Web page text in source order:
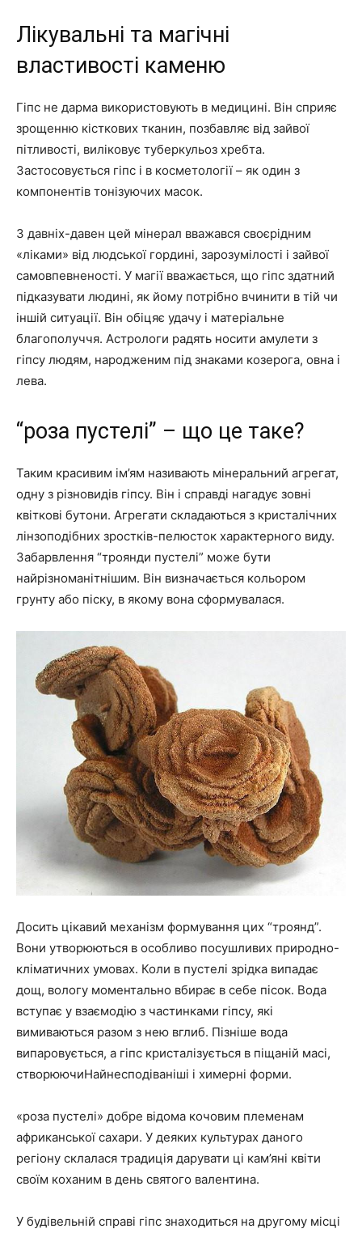
Лікувальні та магічні
властивості каменю
Гіпс не дарма використовують в медицині. Він сприяє
зрощенню кісткових тканин, позбавляє від зайвої
пітливості, виліковує туберкульоз хребта.
Застосовується гіпс і в косметології – як один з
компонентів тонізуючих масок.
З давніх-давен цей мінерал вважався своєрідним
«ліками» від людської гордині, зарозумілості і зайвої
самовпевненості. У магії вважається, що гіпс здатний
підказувати людині, як йому потрібно вчинити в тій чи
іншій ситуації. Він обіцяє удачу і матеріальне
благополуччя. Астрологи радять носити амулети з
гіпсу людям, народженим під знаками козерога, овна і
лева.
“роза пустелі” – що це таке?
Таким красивим ім’ям називають мінеральний агрегат,
одну з різновидів гіпсу. Він і справді нагадує зовні
квіткові бутони. Агрегати складаються з кристалічних
лінзоподібних зростків-пелюсток характерного виду.
Забарвлення “троянди пустелі” може бути
найрізноманітнішим. Він визначається кольором
грунту або піску, в якому вона сформувалася.
Досить цікавий механізм формування цих “троянд”.
Вони утворюються в особливо посушливих природно-
кліматичних умовах. Коли в пустелі зрідка випадає
дощ, вологу моментально вбирає в себе пісок. Вода
вступає у взаємодію з частинками гіпсу, які
вимиваються разом з нею вглиб. Пізніше вода
випаровується, а гіпс кристалізується в піщаній масі,
створюючиНайнесподіваніші і химерні форми.
«роза пустелі» добре відома кочовим племенам
африканської сахари. У деяких культурах даного
регіону склалася традиція дарувати ці кам’яні квіти
своїм коханим в день святого валентина.
У будівельній справі гіпс знаходиться на другому місці